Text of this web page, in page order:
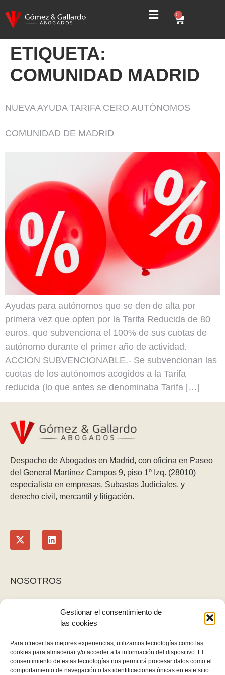
Gestionar el consentimiento de
las cookies
Para ofrecer las mejores experiencias, utilizamos tecnologías como las
cookies para almacenar y/o acceder a la información del dispositivo. El
consentimiento de estas tecnologías nos permitirá procesar datos como el
comportamiento de navegación o las identificaciones únicas en este sitio.
0
ETIQUETA:
COMUNIDAD MADRID
NUEVA AYUDA TARIFA CERO AUTÓNOMOS
COMUNIDAD DE MADRID
Ayudas para autónomos que se den de alta por
primera vez que opten por la Tarifa Reducida de 80
euros, que subvenciona el 100% de sus cuotas de
autónomo durante el primer año de actividad.
ACCION SUBVENCIONABLE.- Se subvencionan las
cuotas de los autónomos acogidos a la Tarifa
reducida (lo que antes se denominaba Tarifa […]
Despacho de Abogados en Madrid, con oficina en Paseo
del General Martínez Campos 9, piso 1º Izq. (28010)
especialista en empresas, Subastas Judiciales, y
derecho civil, mercantil y litigación.
NOSOTROS
Sobre Nosotros
Política de privacidad
Aviso legal y cookies